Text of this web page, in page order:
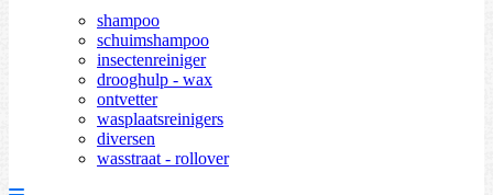
shampoo
schuimshampoo
insectenreiniger
drooghulp - wax
ontvetter
wasplaatsreinigers
diversen
wasstraat - rollover